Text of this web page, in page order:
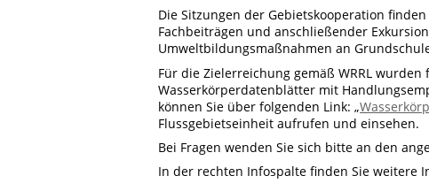
Die Sitzungen der Gebietskooperation
Fachbeiträgen und anschließender
Umweltbildungsmaßnahmen an
Für die Zielerreichung gemäß WRRL
Wasserkörperdatenblätter mit
können Sie über folgenden Link: „
Flussgebietseinheit aufrufen und einsehen.
Bei Fragen wenden Sie sich bitte an den
In der rechten Infospalte finden Sie weitere